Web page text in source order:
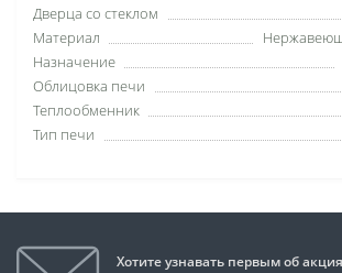
Дверца со стеклом
Материал
Назначение
Облицовка печи
Теплообменник
Тип печи
Хотите узнавать первым об